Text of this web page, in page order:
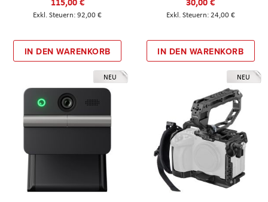
92,00 €
IN DEN WARENKORB
24,00 €
IN DEN WARENKORB
NEU NEU